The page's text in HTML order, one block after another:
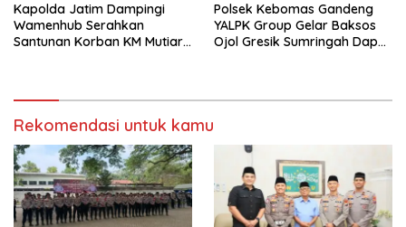
Kapolda Jatim Dampingi
Wamenhub Serahkan
Santunan Korban KM Mutiara
Polsek Kebomas Gandeng
YALPK Group Gelar Baksos
Ojol Gresik Sumringah Dapat
Rekomendasi untuk kamu